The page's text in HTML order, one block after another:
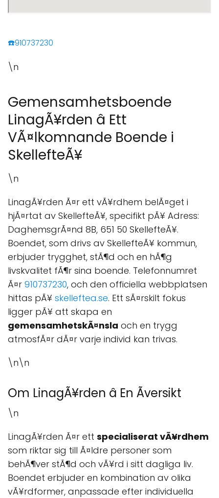
☎️910737230
\n
Gemensamhetsboende
LinagÃ¥rden â Ett
VÃ¤lkomnande Boende i
SkellefteÃ¥
\n
LinagÃ¥rden Ã¤r ett vÃ¥rdhem belÃ¤get i
hjÃ¤rtat av SkellefteÃ¥, specifikt pÃ¥ Adress:
DaghemsgrÃ¤nd 8B, 651 50 SkellefteÃ¥.
Boendet, som drivs av SkellefteÃ¥ kommun,
erbjuder trygghet, stÃ¶d och en hÃ¶g
livskvalitet fÃ¶r sina boende. Telefonnumret
Ã¤r 910737230, och den officiella webbplatsen
hittas pÃ¥ skelleftea.se. Ett sÃ¤rskilt fokus
ligger pÃ¥ att skapa en
gemensamhetskÃ¤nsla och en trygg
atmosfÃ¤r dÃ¤r varje individ kan trivas.
\n\n
Om LinagÃ¥rden â En Ãversikt
\n
LinagÃ¥rden Ã¤r ett specialiserat vÃ¥rdhem
som riktar sig till Ã¤ldre personer som
behÃ¶ver stÃ¶d och vÃ¥rd i sitt dagliga liv.
Boendet erbjuder en kombination av olika
vÃ¥rdformer, anpassade efter individuella